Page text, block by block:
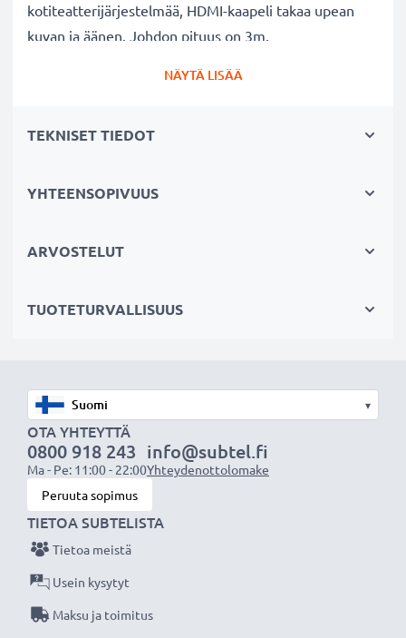
kotiteatterijärjestelmää, HDMI-kaapeli takaa upean
kuvan ja äänen. Johdon pituus on 3m.
takaa tarkkuuden ja eloisat värit
suoratoiston, pelaamisen ja videon toiston
– Useita suojauksia häiritseviä signaaleja vastaan
✔ kameraan & videokameraan
✔ televisioon & kotiteatterijärjestelmiin
✔ pelikonsoliin
✔ projektoriin
✔ DVD- & bluray-soittimiin
✔ näyttöön, kannettavaan tietokoneeseen &
tietokoneeseen
kaapelilla, suunniteltu erinomaiseen
NÄYTÄ LISÄÄ
TEKNISET TIEDOT
YHTEENSOPIVUUS
ARVOSTELUT
TUOTETURVALLISUUS
▾
OTA YHTEYTTÄ
0800 918 243
Ma - Pe: 11:00 - 22:00
info@subtel.fi
Yhteydenottolomake
Peruuta sopimus
TIETOA SUBTELISTA
Tietoa meistä
Usein kysytyt
Maksu ja toimitus